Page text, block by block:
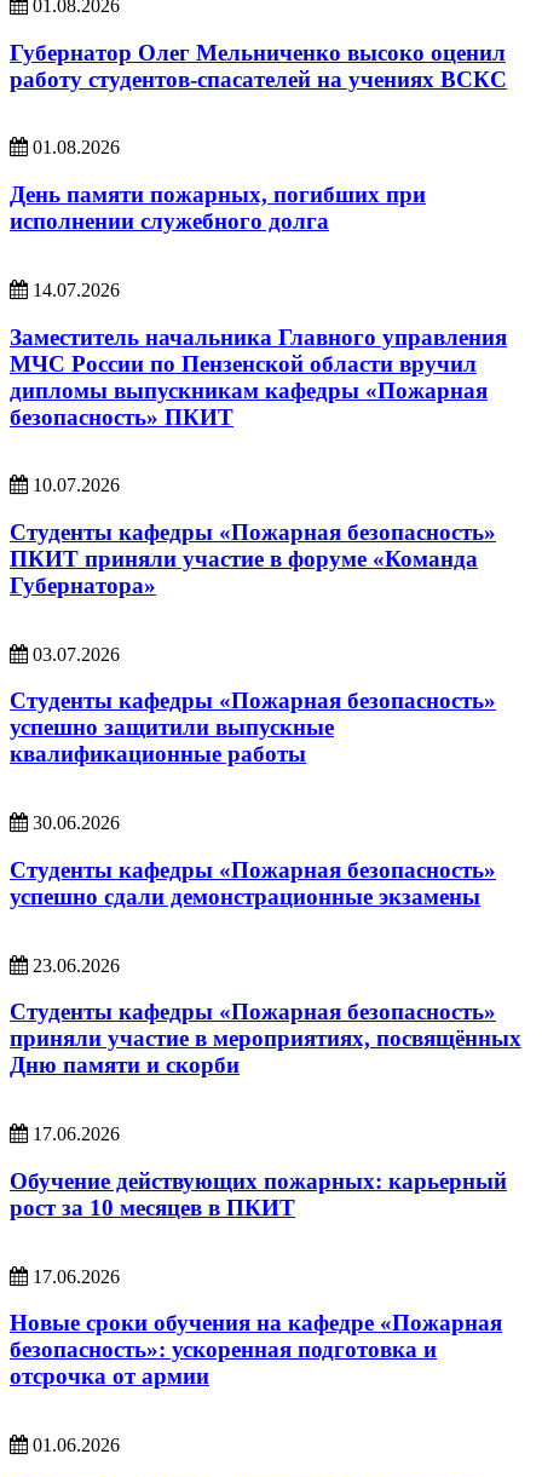
01.08.2026
Губернатор Олег Мельниченко высоко оценил
работу студентов-спасателей на учениях ВСКС
01.08.2026
День памяти пожарных, погибших при
исполнении служебного долга
14.07.2026
Заместитель начальника Главного управления
МЧС России по Пензенской области вручил
дипломы выпускникам кафедры «Пожарная
безопасность» ПКИТ
10.07.2026
Студенты кафедры «Пожарная безопасность»
ПКИТ приняли участие в форуме «Команда
Губернатора»
03.07.2026
Студенты кафедры «Пожарная безопасность»
успешно защитили выпускные
квалификационные работы
30.06.2026
Студенты кафедры «Пожарная безопасность»
успешно сдали демонстрационные экзамены
23.06.2026
Студенты кафедры «Пожарная безопасность»
приняли участие в мероприятиях, посвящённых
Дню памяти и скорби
17.06.2026
Обучение действующих пожарных: карьерный
рост за 10 месяцев в ПКИТ
17.06.2026
Новые сроки обучения на кафедре «Пожарная
безопасность»: ускоренная подготовка и
отсрочка от армии
01.06.2026